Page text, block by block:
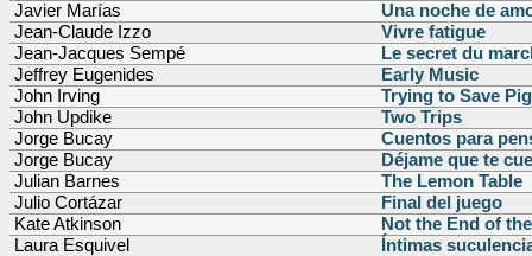
Javier Marías
Una noche de
Jean-Claude Izzo
Vivre fatigue
Jean-Jacques Sempé
Le secret du
Jeffrey Eugenides
Early Music
John Irving
Trying to Save
John Updike
Two Trips
Jorge Bucay
Cuentos para
Jorge Bucay
Déjame que te
Julian Barnes
The Lemon Table
Julio Cortázar
Final del juego
Kate Atkinson
Not the End of
Laura Esquivel
Íntimas